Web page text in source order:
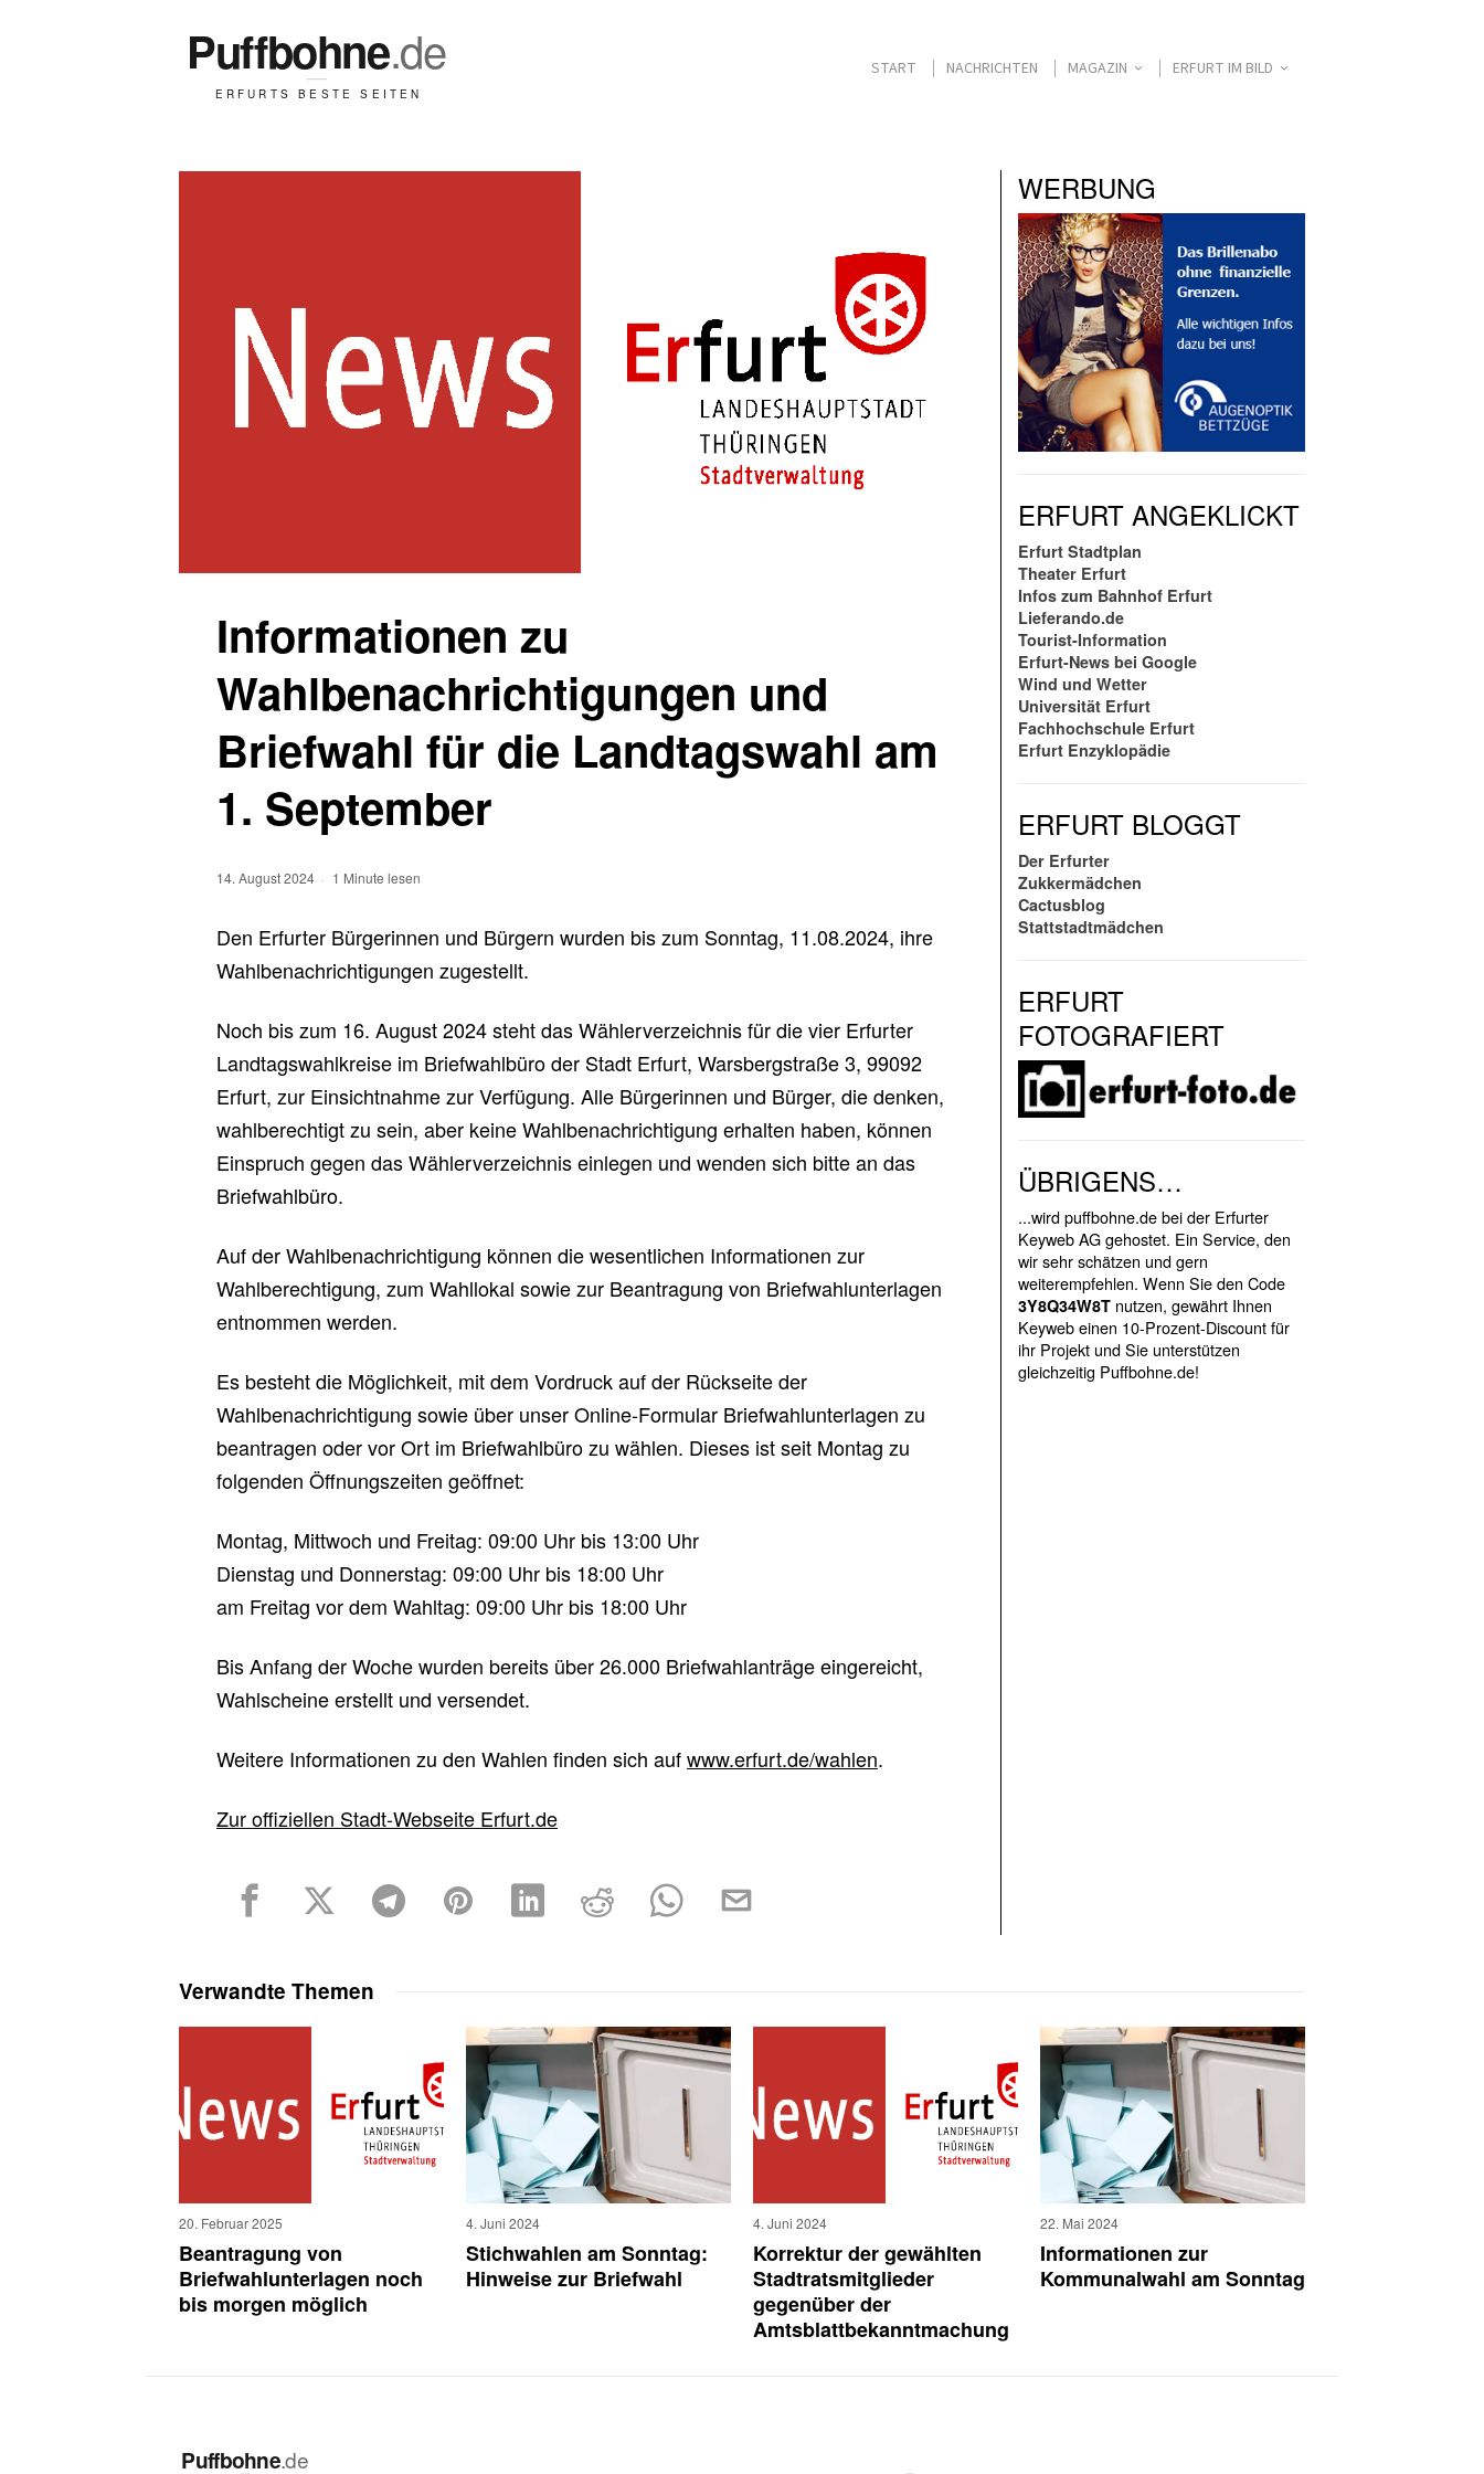
START NACHRICHTEN MAGAZIN ERFURT IM BILD
Informationen zu
Wahlbenachrichtigungen und
Briefwahl für die Landtagswahl am
1. September
14. August 2024 1 Minute lesen
Den Erfurter Bürgerinnen und Bürgern wurden bis zum Sonntag, 11.08.2024, ihre
Wahlbenachrichtigungen zugestellt.
Noch bis zum 16. August 2024 steht das Wählerverzeichnis für die vier Erfurter
Landtagswahlkreise im Briefwahlbüro der Stadt Erfurt, Warsbergstraße 3, 99092
Erfurt, zur Einsichtnahme zur Verfügung. Alle Bürgerinnen und Bürger, die denken,
wahlberechtigt zu sein, aber keine Wahlbenachrichtigung erhalten haben, können
Einspruch gegen das Wählerverzeichnis einlegen und wenden sich bitte an das
Briefwahlbüro.
Auf der Wahlbenachrichtigung können die wesentlichen Informationen zur
Wahlberechtigung, zum Wahllokal sowie zur Beantragung von Briefwahlunterlagen
entnommen werden.
Es besteht die Möglichkeit, mit dem Vordruck auf der Rückseite der
Wahlbenachrichtigung sowie über unser Online-Formular Briefwahlunterlagen zu
beantragen oder vor Ort im Briefwahlbüro zu wählen. Dieses ist seit Montag zu
folgenden Öffnungszeiten geöffnet:
Montag, Mittwoch und Freitag: 09:00 Uhr bis 13:00 Uhr
Dienstag und Donnerstag: 09:00 Uhr bis 18:00 Uhr
am Freitag vor dem Wahltag: 09:00 Uhr bis 18:00 Uhr
Bis Anfang der Woche wurden bereits über 26.000 Briefwahlanträge eingereicht,
Wahlscheine erstellt und versendet.
Weitere Informationen zu den Wahlen finden sich aufwww.erfurt.de/wahlen.
Zur offiziellen Stadt-Webseite Erfurt.de
WERBUNG
ERFURT ANGEKLICKT
Erfurt Stadtplan
Theater Erfurt
Infos zum Bahnhof Erfurt
Lieferando.de
Tourist-Information
Erfurt-News bei Google
Wind und Wetter
Universität Erfurt
Fachhochschule Erfurt
Erfurt Enzyklopädie
ERFURT BLOGGT
Der Erfurter
Zukkermädchen
Cactusblog
Stattstadtmädchen
ERFURT
FOTOGRAFIERT
ÜBRIGENS…
...wird puffbohne.de bei der Erfurter
Keyweb AG gehostet. Ein Service, den
wir sehr schätzen und gern
weiterempfehlen. Wenn Sie den Code
3Y8Q34W8T nutzen, gewährt Ihnen
Keyweb einen 10-Prozent-Discount für
ihr Projekt und Sie unterstützen
gleichzeitig Puffbohne.de!
Verwandte Themen
20. Februar 2025
Beantragung von
Briefwahlunterlagen noch
bis morgen möglich
4. Juni 2024
Stichwahlen am Sonntag:
Hinweise zur Briefwahl
4. Juni 2024
Korrektur der gewählten
Stadtratsmitglieder
gegenüber der
Amtsblattbekanntmachung
22. Mai 2024
Informationen zur
Kommunalwahl am Sonntag